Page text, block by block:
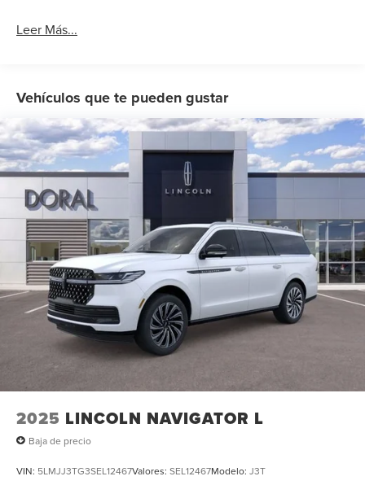
Leer Más...
Vehículos que te pueden gustar
2025 LINCOLN NAVIGATOR L
Baja de precio
VIN: 5LMJJ3TG3SEL12467Valores: SEL12467Modelo: J3T